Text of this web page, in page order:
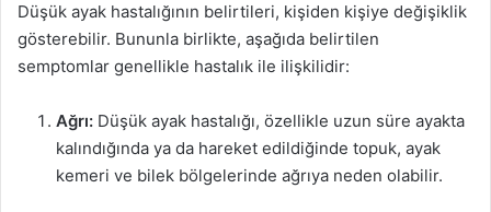
Düşük ayak hastalığının belirtileri, kişiden kişiye değişiklik
gösterebilir. Bununla birlikte, aşağıda belirtilen
semptomlar genellikle hastalık ile ilişkilidir:
Ağrı: Düşük ayak hastalığı, özellikle uzun süre ayakta
kalındığında ya da hareket edildiğinde topuk, ayak
kemeri ve bilek bölgelerinde ağrıya neden olabilir.